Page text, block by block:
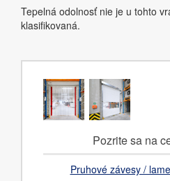
Tepelná odolnosť nie je u tohto
klasifikovaná.
Pozrite sa na
Pruhové závesy /